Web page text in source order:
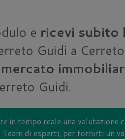
e ricevi subito
Guidi a
Guidi.
in tempo reale una valutazione
di esperti, per fornirti un